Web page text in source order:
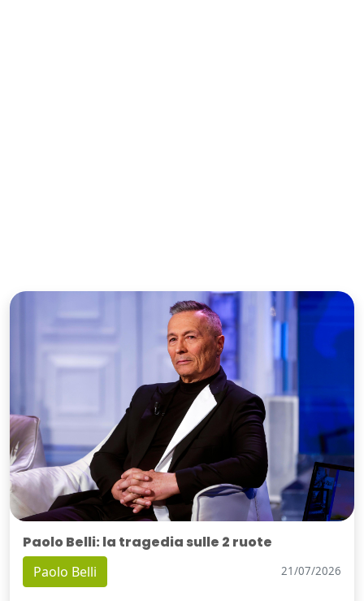
Paolo Belli: la tragedia sulle 2 ruote
Paolo Belli 21/07/2026